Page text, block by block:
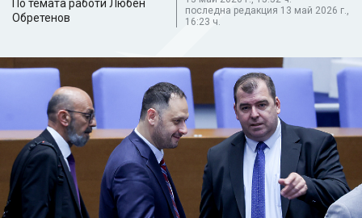
По темата работи Любен
Обретенов
последна редакция 13 май 2026 г.,
16:23 ч.